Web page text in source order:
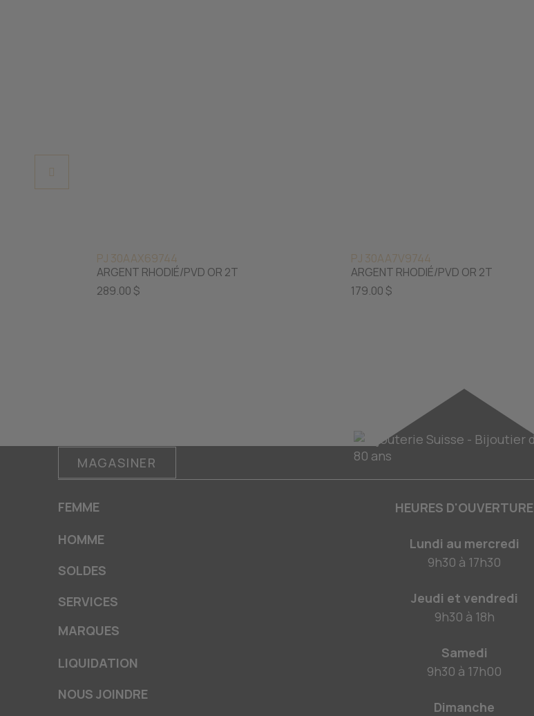
PJ 30AAX69744
ARGENT RHODIÉ/PVD OR 2T
289.00 $
PJ 30AA7V9744
ARGENT RHODIÉ/PVD OR 2T
179.00 $
MAGASINER
FEMME
HOMME
SOLDES
SERVICES
MARQUES
LIQUIDATION
NOUS JOINDRE
HEURES D'OUVERTURE
Lundi au mercredi
9h30 à 17h30
Jeudi et vendredi
9h30 à 18h
Samedi
9h30 à 17h00
Dimanche